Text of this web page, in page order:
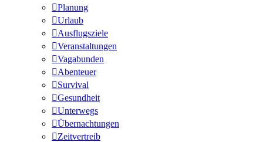
Planung
Urlaub
Ausflugsziele
Veranstaltungen
Vagabunden
Abenteuer
Survival
Gesundheit
Unterwegs
Übernachtungen
Zeitvertreib